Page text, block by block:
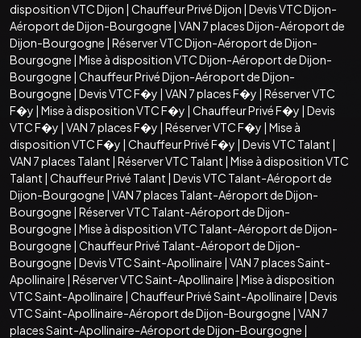
disposition VTC Dijon | Chauffeur Privé Dijon | Devis VTC Dijon-
Aéroport de Dijon-Bourgogne | VAN 7 places Dijon-Aéroport de
Dijon-Bourgogne | Réserver VTC Dijon-Aéroport de Dijon-
Bourgogne | Mise à disposition VTC Dijon-Aéroport de Dijon-
Bourgogne | Chauffeur Privé Dijon-Aéroport de Dijon-
Bourgogne | Devis VTC F�y | VAN 7 places F�y | Réserver VTC
F�y | Mise à disposition VTC F�y | Chauffeur Privé F�y | Devis
VTC F�y | VAN 7 places F�y | Réserver VTC F�y | Mise à
disposition VTC F�y | Chauffeur Privé F�y | Devis VTC Talant |
VAN 7 places Talant | Réserver VTC Talant | Mise à disposition VTC
Talant | Chauffeur Privé Talant | Devis VTC Talant-Aéroport de
Dijon-Bourgogne | VAN 7 places Talant-Aéroport de Dijon-
Bourgogne | Réserver VTC Talant-Aéroport de Dijon-
Bourgogne | Mise à disposition VTC Talant-Aéroport de Dijon-
Bourgogne | Chauffeur Privé Talant-Aéroport de Dijon-
Bourgogne | Devis VTC Saint-Apollinaire | VAN 7 places Saint-
Apollinaire | Réserver VTC Saint-Apollinaire | Mise à disposition
VTC Saint-Apollinaire | Chauffeur Privé Saint-Apollinaire | Devis
VTC Saint-Apollinaire-Aéroport de Dijon-Bourgogne | VAN 7
places Saint-Apollinaire-Aéroport de Dijon-Bourgogne |